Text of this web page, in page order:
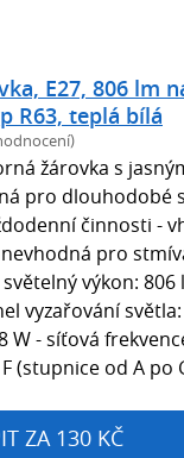
E27, 806 lm
R63, teplá bílá
žárovka s
pro dlouhodobé
činnosti -
pro
výkon:
vyzařování
W - síťová
(stupnice od A po
ZA 130 KČ